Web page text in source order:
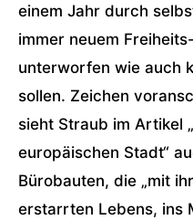
einem Jahr durch
immer neuem
unterworfen wie auch
sollen. Zeichen
sieht Straub im Artikel
europäischen Stadt“
Bürobauten, die „mit
erstarrten Lebens, ins